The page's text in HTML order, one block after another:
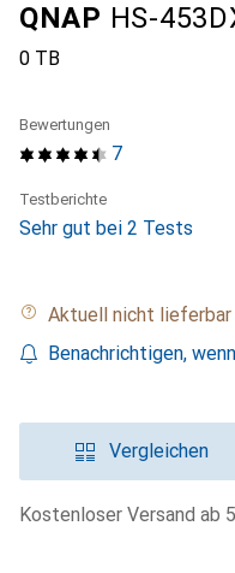
QNAP HS-
0 TB
7
Bewertungen
Testberichte
Sehr gut bei 2 Tests
Aktuell nicht lieferbar
Benachrichtigen,
Vergleichen
Kostenloser Versand ab